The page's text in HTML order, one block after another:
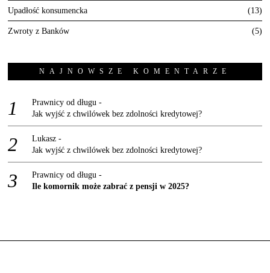
Upadłość konsumencka 13
Zwroty z Banków 5
NAJNOWSZE KOMENTARZE
Prawnicy od długu -
Jak wyjść z chwilówek bez zdolności kredytowej?
Lukasz -
Jak wyjść z chwilówek bez zdolności kredytowej?
Prawnicy od długu -
Ile komornik może zabrać z pensji w 2025?